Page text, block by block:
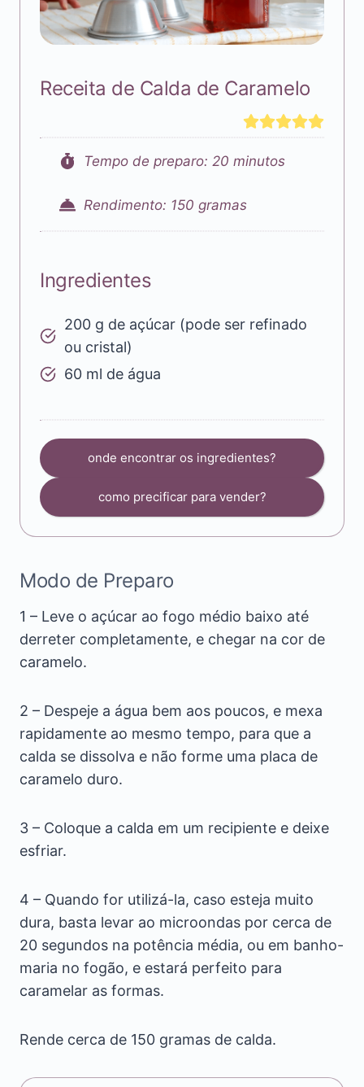
Receita de Calda de Caramelo
Tempo de preparo: 20 minutos
Rendimento: 150 gramas
Ingredientes
200 g de açúcar (pode ser refinado
ou cristal)
60 ml de água
onde encontrar os ingredientes?
como precificar para vender?
Modo de Preparo
1 – Leve o açúcar ao fogo médio baixo até
derreter completamente, e chegar na cor de
caramelo.
2 – Despeje a água bem aos poucos, e mexa
rapidamente ao mesmo tempo, para que a
calda se dissolva e não forme uma placa de
caramelo duro.
3 – Coloque a calda em um recipiente e deixe
esfriar.
4 – Quando for utilizá-la, caso esteja muito
dura, basta levar ao microondas por cerca de
20 segundos na potência média, ou em banho-
maria no fogão, e estará perfeito para
caramelar as formas.
Rende cerca de 150 gramas de calda.